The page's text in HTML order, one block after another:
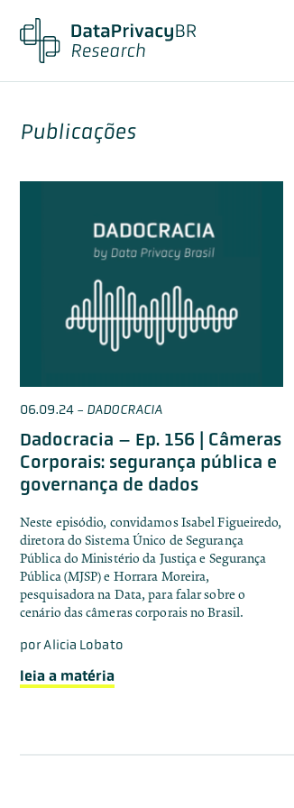
Publicações
06.09.24- DADOCRACIA
Dadocracia – Ep. 156 | Câmeras
Corporais: segurança pública e
governança de dados
Neste episódio, convidamos Isabel Figueiredo,
diretora do Sistema Único de Segurança
Pública do Ministério da Justiça e Segurança
Pública (MJSP) e Horrara Moreira,
pesquisadora na Data, para falar sobre o
cenário das câmeras corporais no Brasil.
porAlicia Lobato
leia a matéria